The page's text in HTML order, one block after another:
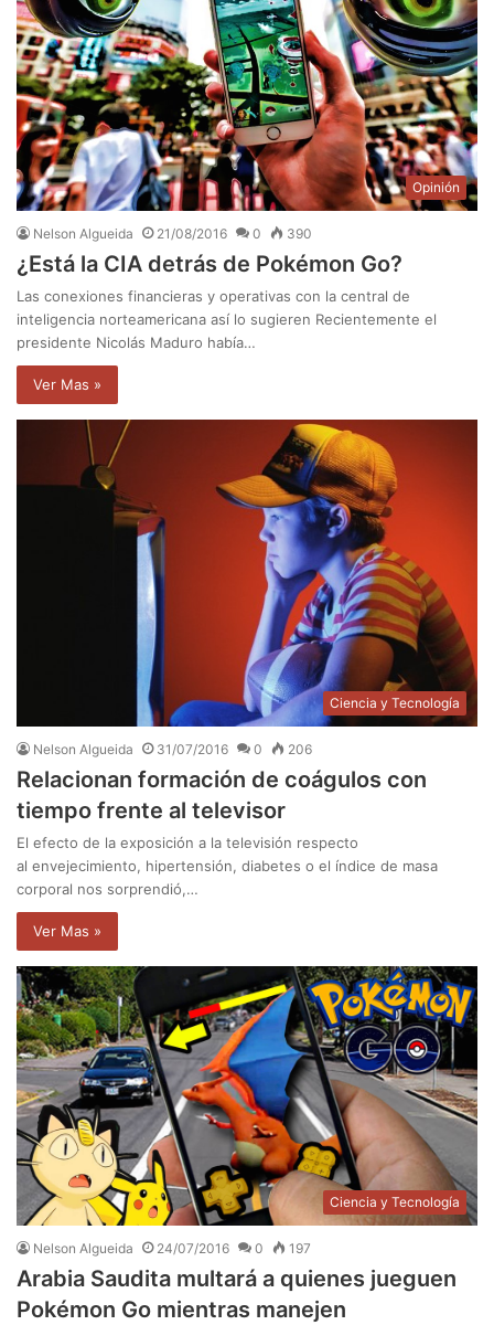
Opinión
Nelson Algueida 21/08/2016 0 390
¿Está la CIA detrás de Pokémon Go?
Las conexiones financieras y operativas con la central de
inteligencia norteamericana así lo sugieren Recientemente el
presidente Nicolás Maduro había…
Ver Mas »
Ciencia y Tecnología
Nelson Algueida 31/07/2016 0 206
Relacionan formación de coágulos con
tiempo frente al televisor
El efecto de la exposición a la televisión respecto
al envejecimiento, hipertensión, diabetes o el índice de masa
corporal nos sorprendió,…
Ver Mas »
Ciencia y Tecnología
Nelson Algueida 24/07/2016 0 197
Arabia Saudita multará a quienes jueguen
Pokémon Go mientras manejen